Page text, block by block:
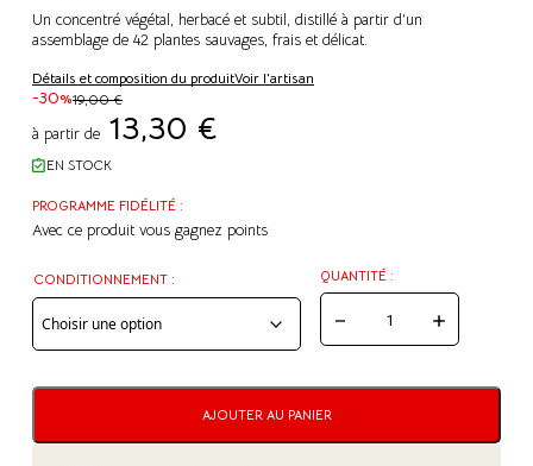
Un concentré végétal, herbacé et subtil, distillé à partir d’un
assemblage de 42 plantes sauvages, frais et délicat.
Détails et composition du produitVoir l'artisan
-30%19,00€
à partir de 13,30 €
EN STOCK
PROGRAMME FIDÉLITÉ :
Avec ce produit vous gagnez points
CONDITIONNEMENT : QUANTITÉ :
AJOUTER AU PANIER